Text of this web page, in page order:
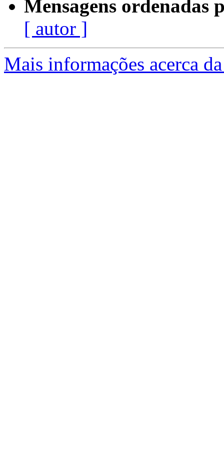
Mensagens ordenadas
[ autor ]
Mais informações acerca